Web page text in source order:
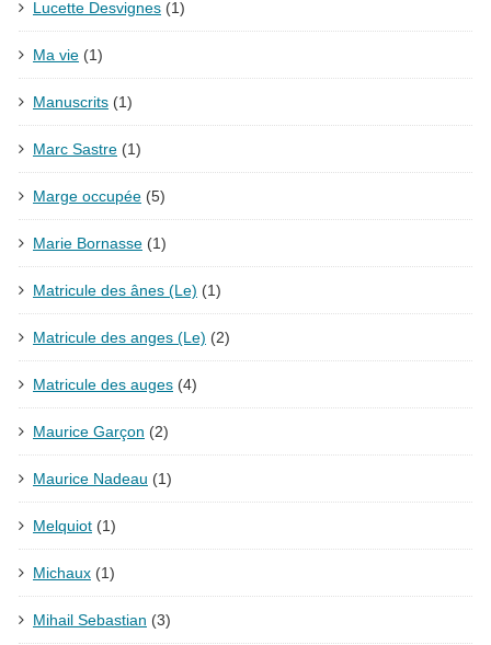
Lucette Desvignes (1)
Ma vie (1)
Manuscrits (1)
Marc Sastre (1)
Marge occupée (5)
Marie Bornasse (1)
Matricule des ânes (Le) (1)
Matricule des anges (Le) (2)
Matricule des auges (4)
Maurice Garçon (2)
Maurice Nadeau (1)
Melquiot (1)
Michaux (1)
Mihail Sebastian (3)